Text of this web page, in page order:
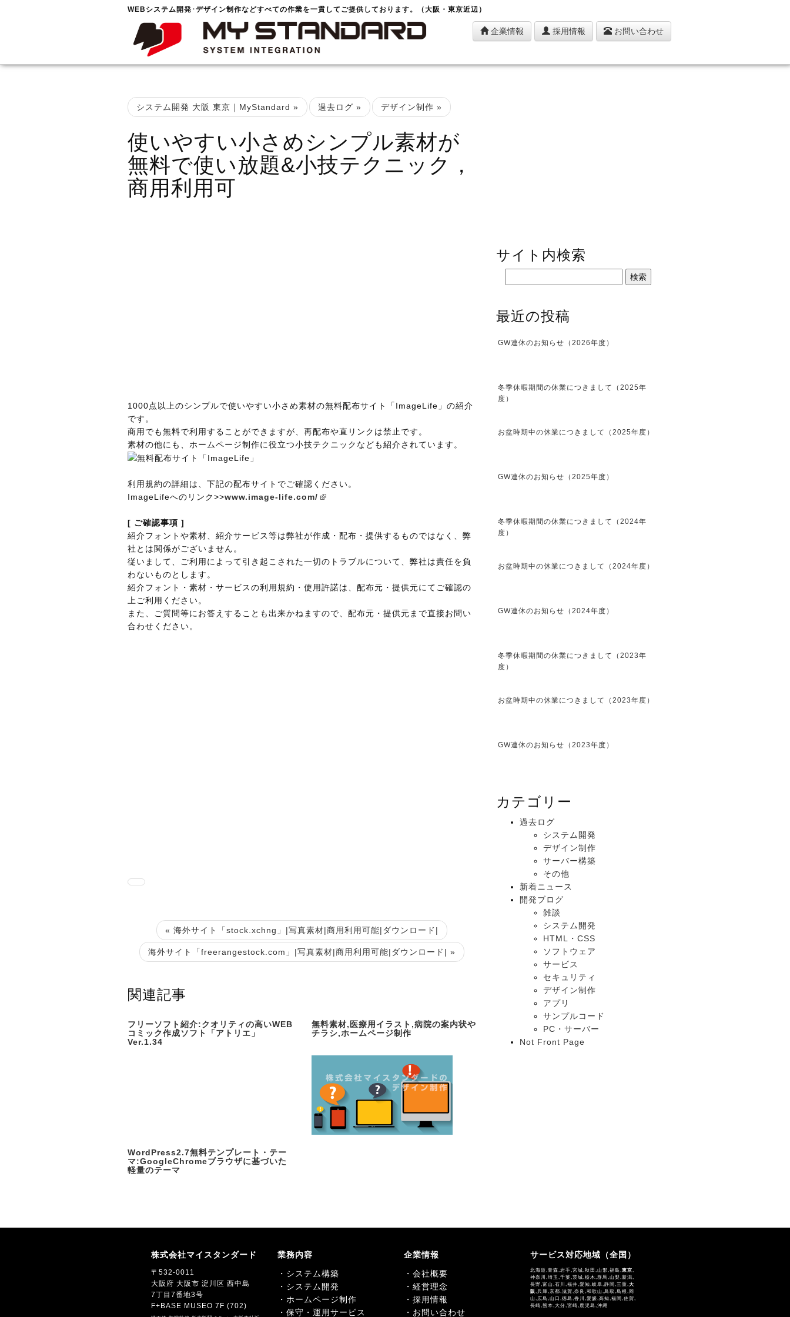
WEBシステム開発･デザイン制作などすべての作業を一貫してご提供しております。（大阪・東京近辺）
企業情報 採用情報 お問い合わせ
システム開発 大阪 東京｜MyStandard » 過去ログ » デザイン制作 »
使いやすい小さめシンプル素材が
無料で使い放題&小技テクニック，
商用利用可
1000点以上のシンプルで使いやすい小さめ素材の無料配布サイト「ImageLife」の紹介
です。
商用でも無料で利用することができますが、再配布や直リンクは禁止です。
素材の他にも、ホームページ制作に役立つ小技テクニックなども紹介されています。
利用規約の詳細は、下記の配布サイトでご確認ください。
ImageLifeへのリンク>>www.image-life.com/
[ ご確認事項 ]
紹介フォントや素材、紹介サービス等は弊社が作成・配布・提供するものではなく、弊
社とは関係がございません。
従いまして、ご利用によって引き起こされた一切のトラブルについて、弊社は責任を負
わないものとします。
紹介フォント・素材・サービスの利用規約・使用許諾は、配布元・提供元にてご確認の
上ご利用ください。
また、ご質問等にお答えすることも出来かねますので、配布元・提供元まで直接お問い
合わせください。
« 海外サイト「stock.xchng」|写真素材|商用利用可能|ダウンロード|
海外サイト「freerangestock.com」|写真素材|商用利用可能|ダウンロード| »
関連記事
フリーソフト紹介:クオリティの高いWEB
コミック作成ソフト「アトリエ」
Ver.1.34
無料素材,医療用イラスト,病院の案内状や
チラシ,ホームページ制作
WordPress2.7無料テンプレート・テー
マ:GoogleChromeブラウザに基づいた
軽量のテーマ
サイト内検索
最近の投稿
GW連休のお知らせ（2026年度）
冬季休暇期間の休業につきまして（2025年
度）
お盆時期中の休業につきまして（2025年度）
GW連休のお知らせ（2025年度）
冬季休暇期間の休業につきまして（2024年
度）
お盆時期中の休業につきまして（2024年度）
GW連休のお知らせ（2024年度）
冬季休暇期間の休業につきまして（2023年
度）
お盆時期中の休業につきまして（2023年度）
GW連休のお知らせ（2023年度）
カテゴリー
過去ログ
システム開発
デザイン制作
サーバー構築
その他
新着ニュース
開発ブログ
雑談
システム開発
HTML・CSS
ソフトウェア
サービス
セキュリティ
デザイン制作
アプリ
サンプルコード
PC・サーバー
Not Front Page
株式会社マイスタンダード
〒532-0011
大阪府 大阪市 淀川区 西中島
7丁目7番地3号
F+BASE MUSEO 7F (702)
業務内容
・システム構築
・システム開発
・ホームページ制作
・保守・運用サービス
企業情報
・会社概要
・経営理念
・採用情報
・お問い合わせ
サービス対応地域（全国）
北海道,青森,岩手,宮城,秋田,山形,福島,東京,
神奈川,埼玉,千葉,茨城,栃木,群馬,山梨,新潟,
長野,富山,石川,福井,愛知,岐阜,静岡,三重,大
阪,兵庫,京都,滋賀,奈良,和歌山,鳥取,島根,岡
山,広島,山口,徳島,香川,愛媛,高知,福岡,佐賀,
長崎,熊本,大分,宮崎,鹿児島,沖縄